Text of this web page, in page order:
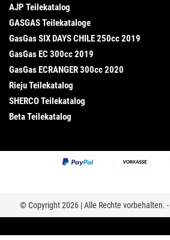
AJP Teilekatalog
GASGAS Teilekataloge
GasGas SIX DAYS CHILE 250cc 2019
GasGas EC 300cc 2019
GasGas ECRANGER 300cc 2020
Rieju Teilekatalog
SHERCO Teilekatalog
Beta Teilekatalog
© Copyright 2026 | Alle Rechte vorbehalten. -